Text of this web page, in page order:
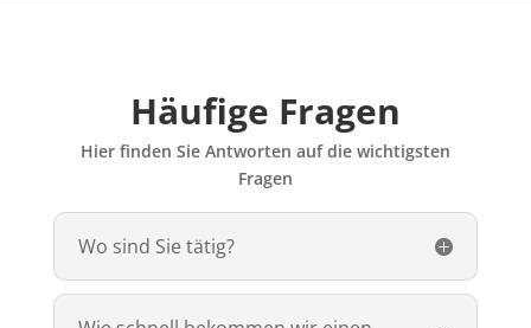
Häufige Fragen
Hier finden Sie Antworten auf die wichtigsten
Fragen
Wo sind Sie tätig?